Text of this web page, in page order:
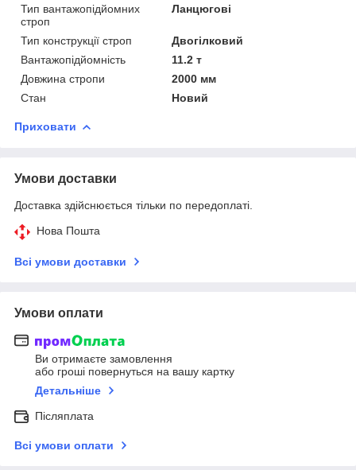
Тип вантажопідйомних
строп
Ланцюгові
Тип конструкції строп
Двогілковий
Вантажопідйомність
11.2 т
Довжина стропи
2000 мм
Стан
Новий
Приховати
Умови доставки
Доставка здійснюється тільки по передоплаті.
Нова Пошта
Всі умови доставки
Умови оплати
Ви отримаєте замовлення
або гроші повернуться на вашу картку
Детальніше
Післяплата
Всі умови оплати